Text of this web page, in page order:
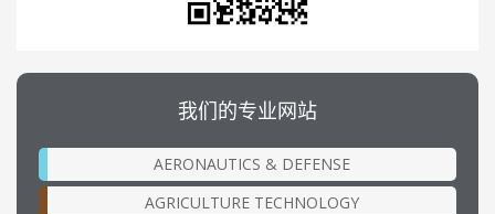
我们的专业网站
AERONAUTICS & DEFENSE
AGRICULTURE TECHNOLOGY